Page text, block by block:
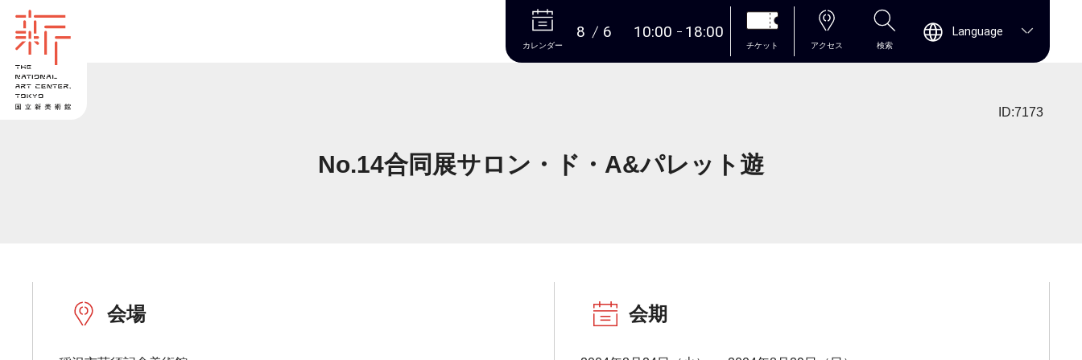
本文へ
カレンダー
8 6 10:00 18:00
チケット アクセス 検索
Language
ID:7173
No.14合同展サロン・ド・A&パレット遊
会場 会期